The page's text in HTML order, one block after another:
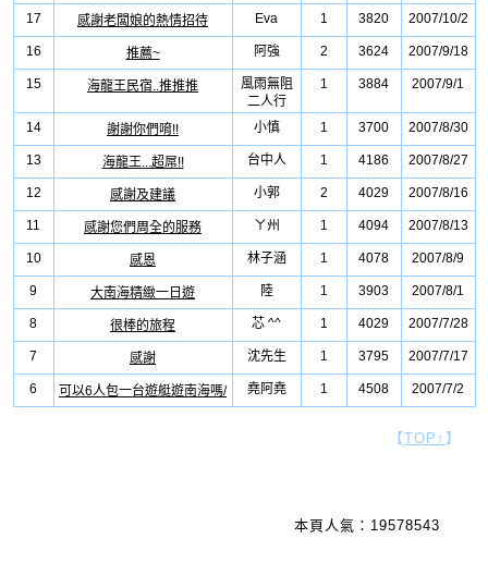
17 感謝老闆娘的熱情招待 Eva 1 3820 2007/10/2
16 推薦~ 阿強 2 3624 2007/9/18
15 海龍王民宿..推推推
風雨無阻
二人行
1 3884 2007/9/1
14 謝謝你們唷!! 小慎 1 3700 2007/8/30
13 海龍王...超屌!! 台中人 1 4186 2007/8/27
12 感謝及建議 小郭 2 4029 2007/8/16
11 感謝您們周全的服務 ㄚ州 1 4094 2007/8/13
10 感恩 林子涵 1 4078 2007/8/9
9 大南海精緻一日遊 陸 1 3903 2007/8/1
8 很棒的旅程 芯 ^^ 1 4029 2007/7/28
7 感謝 沈先生 1 3795 2007/7/17
6 可以6人包一台遊艇遊南海嗎/ 堯阿堯 1 4508 2007/7/2
【TOP↑ 】
本頁人氣：19578543